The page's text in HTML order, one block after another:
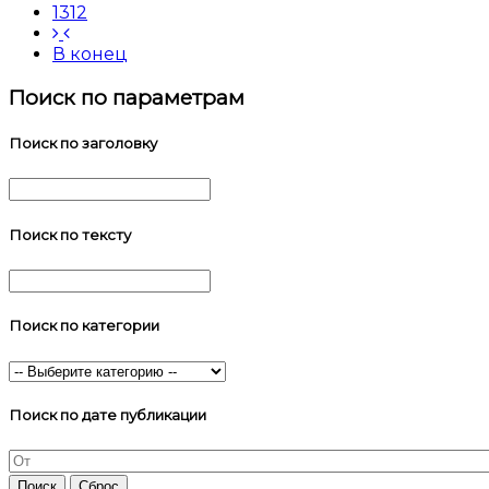
1312
В конец
Поиск по параметрам
Поиск по заголовку
Поиск по тексту
Поиск по категории
Поиск по дате публикации